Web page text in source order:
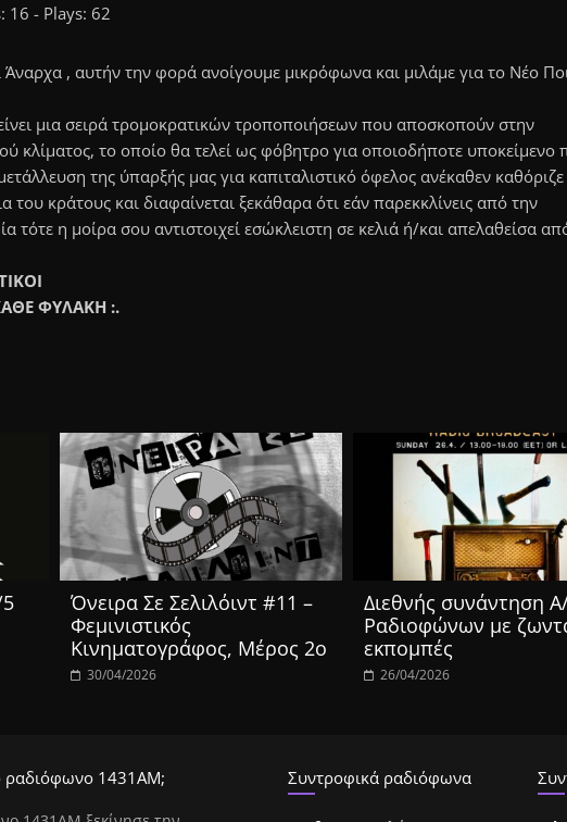
16 - Plays: 62
, αυτήν την φορά ανοίγουμε μικρόφωνα και μιλάμε για το Νέο
μια σειρά τρομοκρατικών τροποποιήσεων που αποσκοπούν στην
κλίματος, το οποίο θα τελεί ως φόβητρο για οποιοδήποτε υποκείμενο
της ύπαρξής μας για καπιταλιστικό όφελος ανέκαθεν
του κράτους και διαφαίνεται ξεκάθαρα ότι εάν παρεκκλίνεις από την
τότε η μοίρα σου αντιστοιχεί εσώκλειστη σε κελιά ή/και απελαθείσα
ΦΥΛΑΚΗ :.
Όνειρα Σε Σελιλόιντ #11 –
Φεμινιστικός
Κινηματογράφος, Μέρος 2ο
30/04/2026
Διεθνής συνάντηση
Ραδιοφώνων με
εκπομπές
26/04/2026
ραδιόφωνο 1431ΑΜ; Συντροφικά ραδιόφωνα